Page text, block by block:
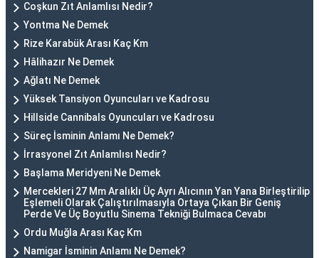
Coşkun Zıt Anlamlısı Nedir?
Yontma Ne Demek
Rize Karabük Arası Kaç Km
Hâlihazır Ne Demek
Ağlatı Ne Demek
Yüksek Tansiyon Oyuncuları ve Kadrosu
Hillside Cannibals Oyuncuları ve Kadrosu
Süreç İsminin Anlamı Ne Demek?
İrrasyonel Zıt Anlamlısı Nedir?
Başlama Meridyeni Ne Demek
Mercekleri 27 Mm Aralıklı Üç Ayrı Alıcının Yan Yana Birleştirilip
Eşlemeli Olarak Çalıştırılmasıyla Ortaya Çıkan Bir Geniş
Perde Ve Üç Boyutlu Sinema Tekniği Bulmaca Cevabı
Ordu Muğla Arası Kaç Km
Namigar İsminin Anlamı Ne Demek?